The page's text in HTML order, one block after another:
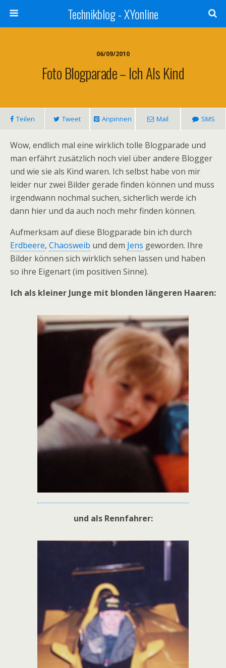
Technikblog - XYonline
06/09/2010
Foto Blogparade – Ich Als Kind
Teilen Tweet Anpinnen Mail SMS
Wow, endlich mal eine wirklich tolle Blogparade und
man erfährt zusätzlich noch viel über andere Blogger
und wie sie als Kind waren. Ich selbst habe von mir
leider nur zwei Bilder gerade finden können und muss
irgendwann nochmal suchen, sicherlich werde ich
dann hier und da auch noch mehr finden können.
Aufmerksam auf diese Blogparade bin ich durch
Erdbeere, Chaosweib und dem Jens geworden. Ihre
Bilder können sich wirklich sehen lassen und haben
so ihre Eigenart (im positiven Sinne).
Ich als kleiner Junge mit blonden längeren Haaren:
und als Rennfahrer: